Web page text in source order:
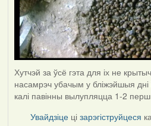
Хутчэй за ўсё гэта для іх не
насамрэч убачым у бліжэйшыя
калі павінны вылупляцца 1-2
Увайдзіце цізарэгіструйцеся